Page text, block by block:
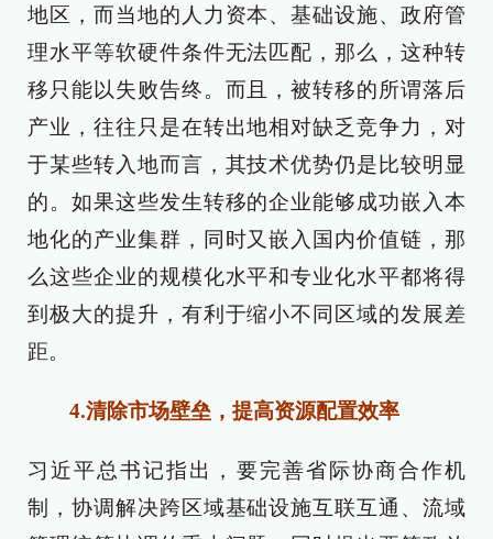
地区，而当地的人力资本、基础设施、政府管
理水平等软硬件条件无法匹配，那么，这种转
移只能以失败告终。而且，被转移的所谓落后
产业，往往只是在转出地相对缺乏竞争力，对
于某些转入地而言，其技术优势仍是比较明显
的。如果这些发生转移的企业能够成功嵌入本
地化的产业集群，同时又嵌入国内价值链，那
么这些企业的规模化水平和专业化水平都将得
到极大的提升，有利于缩小不同区域的发展差
距。
4.清除市场壁垒，提高资源配置效率
习近平总书记指出，要完善省际协商合作机
制，协调解决跨区域基础设施互联互通、流域